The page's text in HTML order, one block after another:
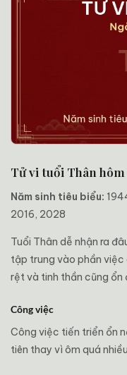
Tử vi tuổi Thân
Năm sinh tiêu biểu:
2016, 2028
Tuổi Thân dễ nhận ra
tập trung vào phần
rệt và tinh thần cũng ổn
Công việc
Công việc tiến triển ổn
tiên thay vì ôm quá